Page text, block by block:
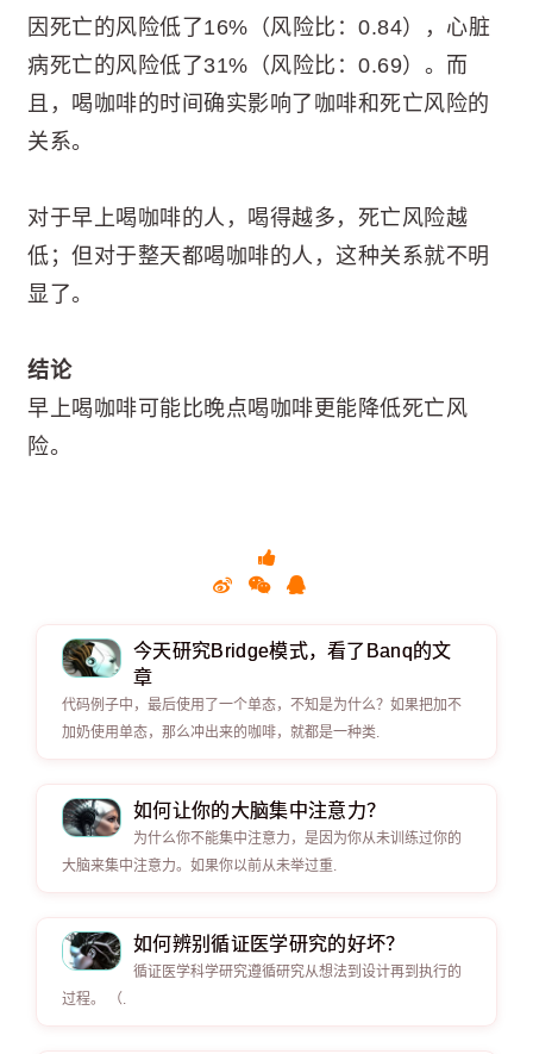
因死亡的风险低了16%（风险比：0.84），心脏
病死亡的风险低了31%（风险比：0.69）。而
且，喝咖啡的时间确实影响了咖啡和死亡风险的
关系。
对于早上喝咖啡的人，喝得越多，死亡风险越
低；但对于整天都喝咖啡的人，这种关系就不明
显了。
结论
早上喝咖啡可能比晚点喝咖啡更能降低死亡风
险。
今天研究Bridge模式，看了Banq的文
章
代码例子中，最后使用了一个单态，不知是为什么？如果把加不
加奶使用单态，那么冲出来的咖啡，就都是一种类.
如何让你的大脑集中注意力？
为什么你不能集中注意力，是因为你从未训练过你的
大脑来集中注意力。如果你以前从未举过重.
如何辨别循证医学研究的好坏？
循证医学科学研究遵循研究从想法到设计再到执行的
过程。 （.